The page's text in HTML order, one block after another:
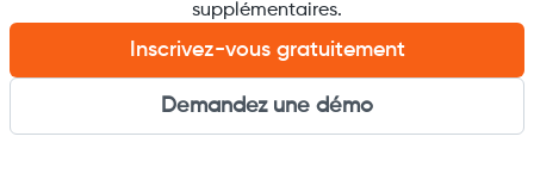
supplémentaires.
Inscrivez-vous gratuitement
Demandez une démo